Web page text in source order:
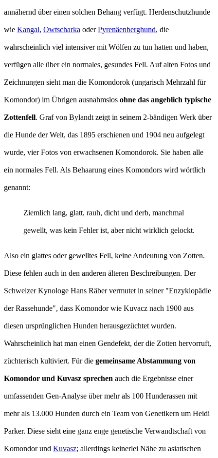
annähernd über einen solchen Behang verfügt. Herdenschutzhunde
wie Kangal, Owtscharka oderPyrenäenberghund, die
wahrscheinlich viel intensiver mit Wölfen zu tun hatten und haben,
verfügen alle über ein normales, gesundes Fell. Auf alten Fotos und
Zeichnungen sieht man die Komondorok (ungarisch Mehrzahl für
Komondor) im Übrigen ausnahmslos ohne das angeblich typische
Zottenfell. Graf von Bylandt zeigt in seinem 2-bändigen Werk über
die Hunde der Welt, das 1895 erschienen und 1904 neu aufgelegt
wurde, vier Fotos von erwachsenen Komondorok. Sie haben alle
ein normales Fell. Als Behaarung eines Komondors wird wörtlich
genannt:
Ziemlich lang, glatt, rauh, dicht und derb, manchmal
gewellt, was kein Fehler ist, aber nicht wirklich gelockt.
Also ein glattes oder gewelltes Fell, keine Andeutung von Zotten.
Diese fehlen auch in den anderen älteren Beschreibungen. Der
Schweizer Kynologe Hans Räber vermutet in seiner "Enzyklopädie
der Rassehunde", dass Komondor wie Kuvacz nach 1900 aus
diesen ursprünglichen Hunden herausgezüchtet wurden.
Wahrscheinlich hat man einen Gendefekt, der die Zotten hervorruft,
züchterisch kultiviert. Für die gemeinsame Abstammung von
Komondor und Kuvasz sprechen auch die Ergebnisse einer
umfassenden Gen-Analyse über mehr als 100 Hunderassen mit
mehr als 13.000 Hunden durch ein Team von Genetikern um Heidi
Parker. Diese sieht eine ganz enge genetische Verwandtschaft von
Komondor und Kuvasz; allerdings keinerlei Nähe zu asiatischen